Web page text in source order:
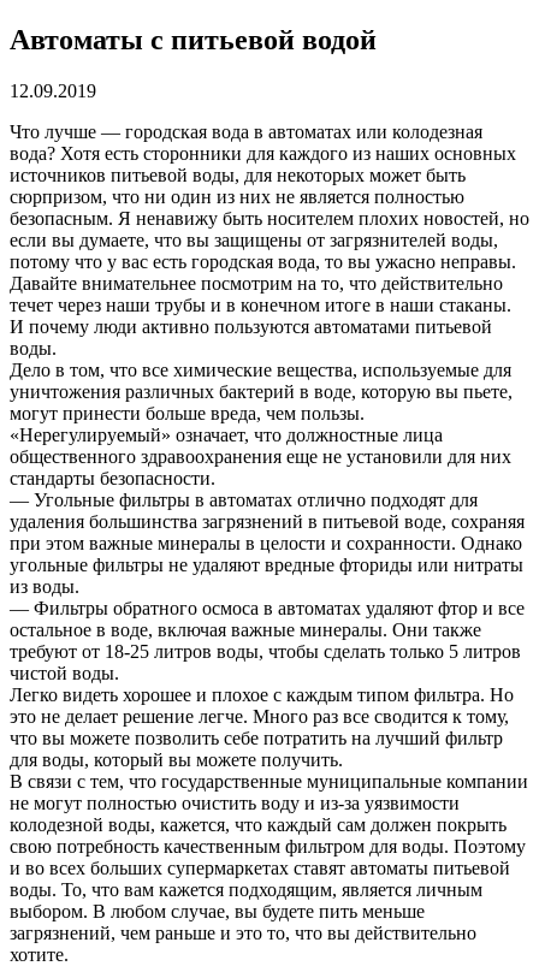
Автоматы с питьевой водой
12.09.2019
Что лучше — городская вода в автоматах или колодезная
вода? Хотя есть сторонники для каждого из наших основных
источников питьевой воды, для некоторых может быть
сюрпризом, что ни один из них не является полностью
безопасным. Я ненавижу быть носителем плохих новостей, но
если вы думаете, что вы защищены от загрязнителей воды,
потому что у вас есть городская вода, то вы ужасно неправы.
Давайте внимательнее посмотрим на то, что действительно
течет через наши трубы и в конечном итоге в наши стаканы.
И почему люди активно пользуются автоматами питьевой
воды.
Дело в том, что все химические вещества, используемые для
уничтожения различных бактерий в воде, которую вы пьете,
могут принести больше вреда, чем пользы.
«Нерегулируемый» означает, что должностные лица
общественного здравоохранения еще не установили для них
стандарты безопасности.
— Угольные фильтры в автоматах отлично подходят для
удаления большинства загрязнений в питьевой воде, сохраняя
при этом важные минералы в целости и сохранности. Однако
угольные фильтры не удаляют вредные фториды или нитраты
из воды.
— Фильтры обратного осмоса в автоматах удаляют фтор и все
остальное в воде, включая важные минералы. Они также
требуют от 18-25 литров воды, чтобы сделать только 5 литров
чистой воды.
Легко видеть хорошее и плохое с каждым типом фильтра. Но
это не делает решение легче. Много раз все сводится к тому,
что вы можете позволить себе потратить на лучший фильтр
для воды, который вы можете получить.
В связи с тем, что государственные муниципальные компании
не могут полностью очистить воду и из-за уязвимости
колодезной воды, кажется, что каждый сам должен покрыть
свою потребность качественным фильтром для воды. Поэтому
и во всех больших супермаркетах ставят автоматы питьевой
воды. То, что вам кажется подходящим, является личным
выбором. В любом случае, вы будете пить меньше
загрязнений, чем раньше и это то, что вы действительно
хотите.